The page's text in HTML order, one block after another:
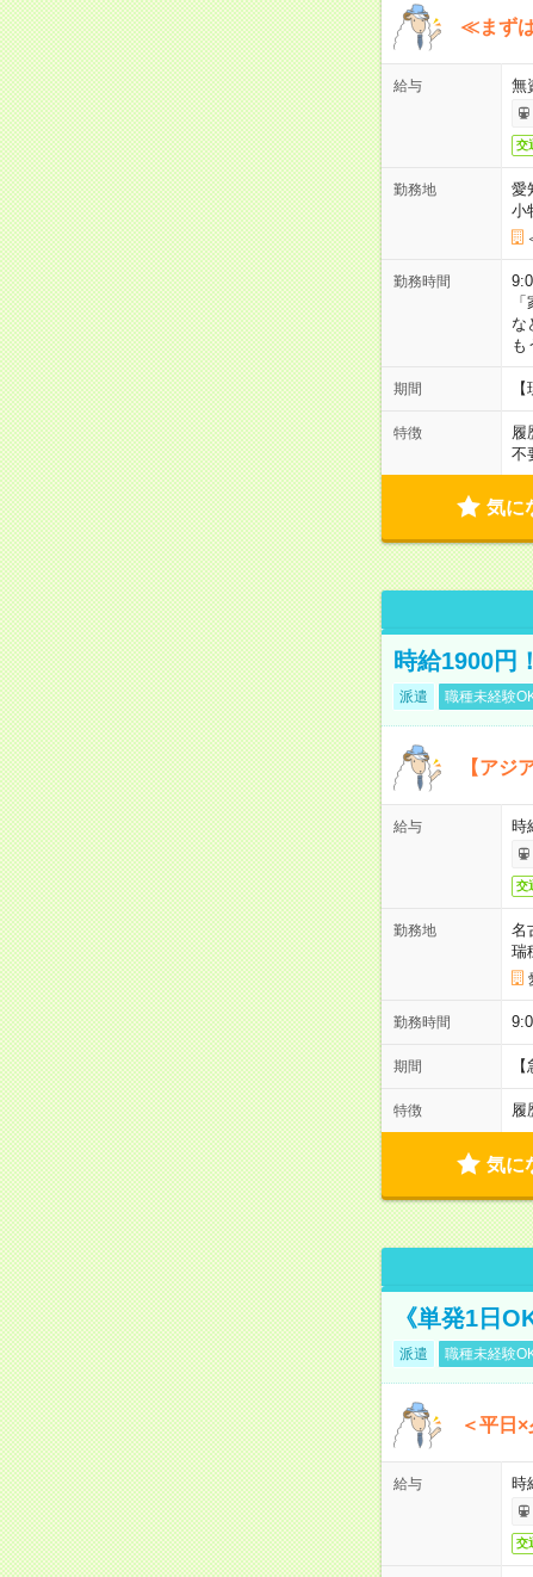
≪まず
給与 無
交
勤務地
愛
小
勤務時間
な
も
期間
特徴 履
不
気に
時給1900円
派遣 職種未経験
【アジ
給与 時
交
勤務地
名
瑞
勤務時間
期間
特徴 履
気に
《単発1日
派遣 職種未経験
＜平日
給与 時
交